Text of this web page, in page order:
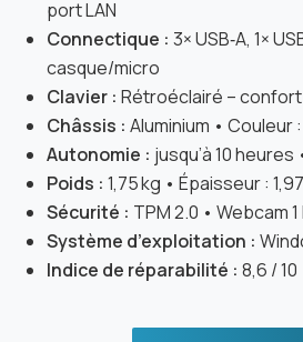
port LAN
Connectique : 3× USB‑A, 1×
casque/micro
Clavier : Rétroéclairé –
Châssis : Aluminium •
Autonomie : jusqu’à 10
Poids : 1,75 kg • Épaisseur :
Sécurité : TPM 2.0 • Webcam 1
Système d’exploitation :
Indice de réparabilité : 8,6 / 10